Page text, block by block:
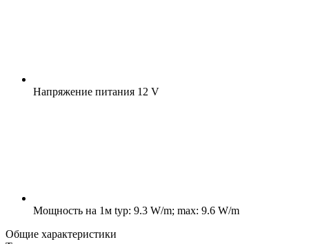
Напряжение питания 12 V
Мощность на 1м typ: 9.3 W/m; max: 9.6 W/m
Общие характеристики